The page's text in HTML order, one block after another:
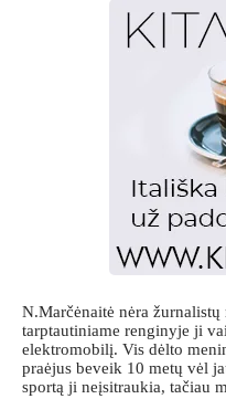
N.Marčėnaitė nėra
tarptautiniame renginyje ji
elektromobilį. Vis dėlto
praėjus beveik 10 metų vėl
sportą ji neįsitraukia, tačiau